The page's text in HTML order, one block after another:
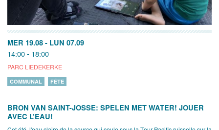
MER 19.08 - LUN 07.09
14:00 - 18:00
PARC LIEDEKERKE
COMMUNAL FÊTE
BRON VAN SAINT-JOSSE: SPELEN MET WATER! JOUER
AVEC L’EAU!